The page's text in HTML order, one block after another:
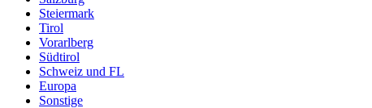
Steiermark
Tirol
Vorarlberg
Südtirol
Schweiz und FL
Europa
Sonstige